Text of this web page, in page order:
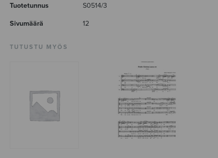
Tuotetunnus S0514/3
Sivumäärä 12
TUTUSTU MYÖS